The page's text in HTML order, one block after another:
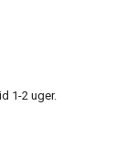
1-2 uger.